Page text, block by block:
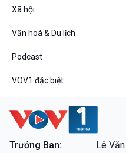
VOV1 đặc biệt
Xã hội
Văn hoá & Du lịch
Podcast
VOV1 đặc biệt
Trưởng Ban:
Lê